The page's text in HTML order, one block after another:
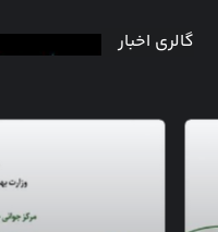
گالری اخبار